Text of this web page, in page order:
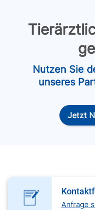
Nutzen Sie
unseres
Jetzt
Anfrage